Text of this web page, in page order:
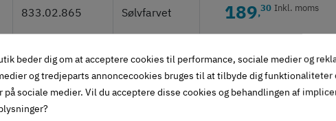
833.02.865 Sølvfarvet 189,30 Inkl. moms
beder dig om at acceptere cookies til performance, sociale medier og
og tredjeparts annoncecookies bruges til at tilbyde dig funktionaliteter
på sociale medier. Vil du acceptere disse cookies og behandlingen af